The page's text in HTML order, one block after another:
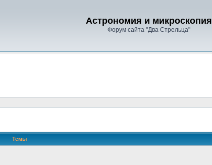
Астрономия и микроскопия
Форум сайта "Два Стрельца"
Темы